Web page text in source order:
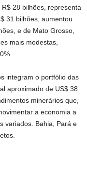
28 bilhões, representa
31 bilhões, aumentou
e de Mato Grosso,
mais modestas,
integram o portfólio das
aproximado de US$ 38
minerários que,
a economia a
variados. Bahia, Pará e